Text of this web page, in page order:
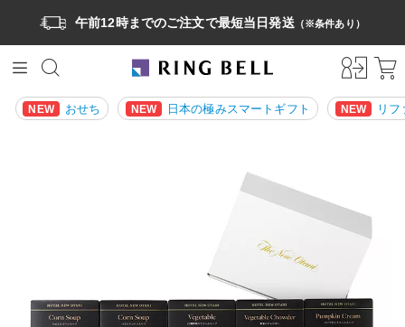
午前12時までのご注文で最短当日発送（※条件あり）
NEW おせち NEW 日本の極みスマートギフト NEW リ